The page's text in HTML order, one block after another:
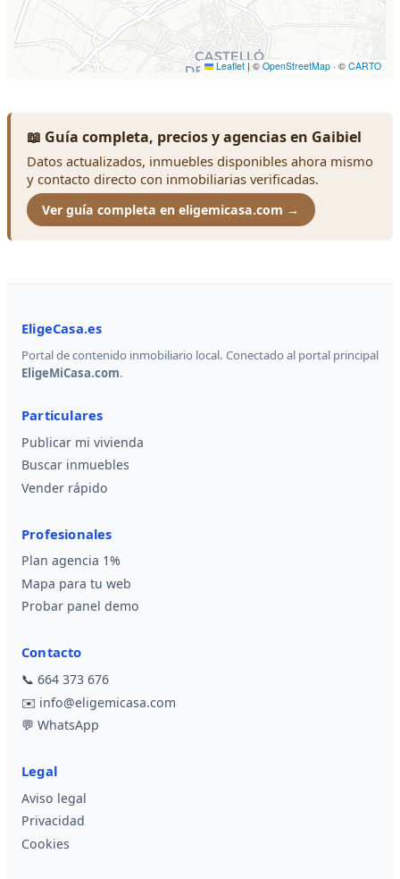
📖 Guía completa, precios y agencias en Gaibiel
Datos actualizados, inmuebles disponibles ahora mismo
y contacto directo con inmobiliarias verificadas.
Ver guía completa en eligemicasa.com →
EligeCasa.es
Portal de contenido inmobiliario local. Conectado al portal principal
EligeMiCasa.com.
Particulares
Publicar mi vivienda
Buscar inmuebles
Vender rápido
Profesionales
Plan agencia 1%
Mapa para tu web
Probar panel demo
Contacto
📞 664 373 676
✉️ info@eligemicasa.com
💬 WhatsApp
Legal
Aviso legal
Privacidad
Cookies